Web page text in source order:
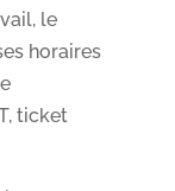
le
horaires
ticket